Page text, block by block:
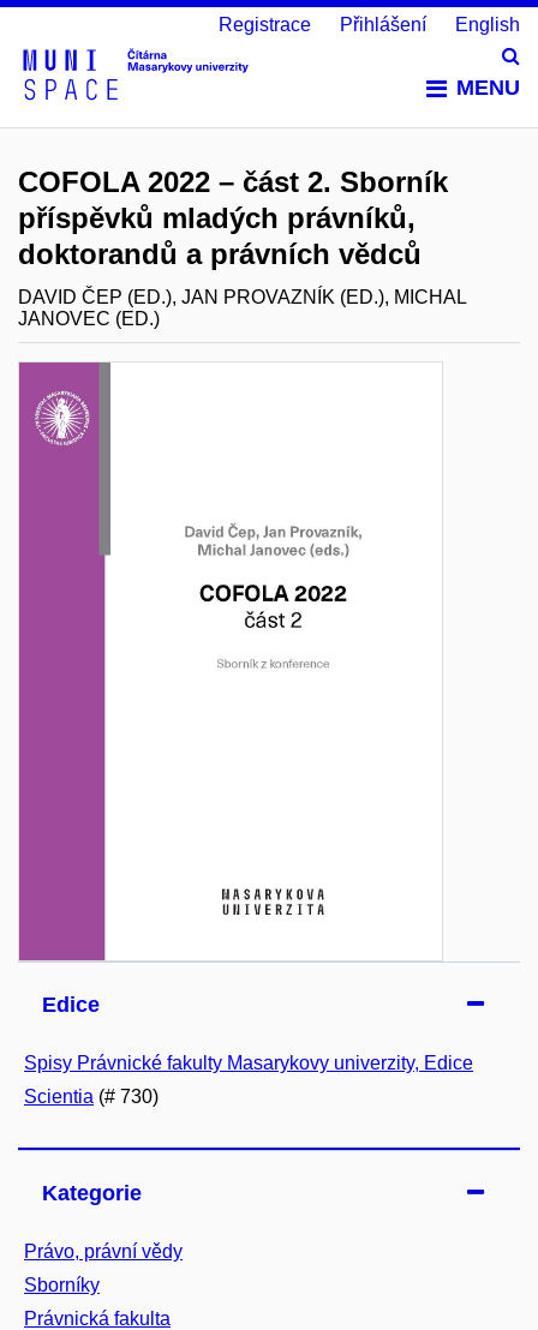
MENU
Registrace Přihlášení English
COFOLA 2022 – část 2. Sborník
příspěvků mladých právníků,
doktorandů a právních vědců
DAVID ČEP (ED.), JAN PROVAZNÍK (ED.), MICHAL
JANOVEC (ED.)
Edice
Spisy Právnické fakulty Masarykovy univerzity, Edice
Scientia (# 730)
Kategorie
Právo, právní vědy
Sborníky
Právnická fakulta